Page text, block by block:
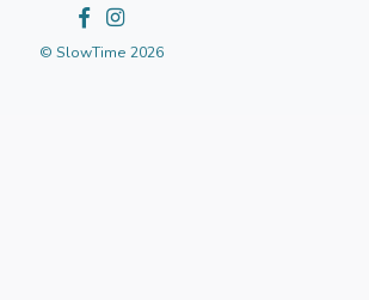
© SlowTime 2026